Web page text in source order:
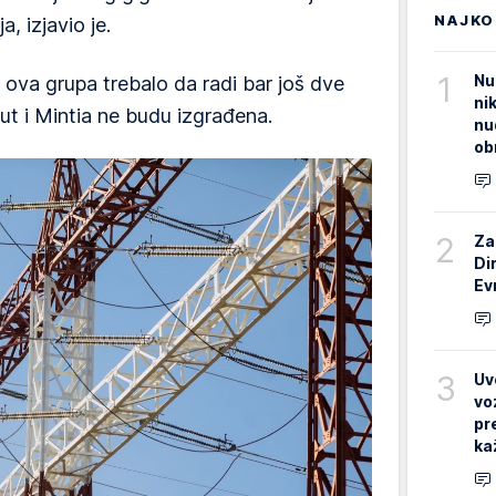
izjavio je.
grupa trebalo da radi bar još dve
i Mintia ne budu izgrađena.
1
2
3